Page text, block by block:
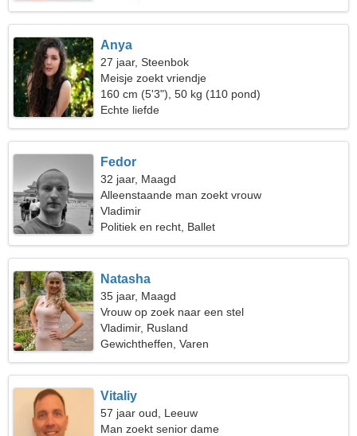
Anya
27 jaar, Steenbok
Meisje zoekt vriendje
160 cm (5'3"), 50 kg (110 pond)
Echte liefde
Fedor
32 jaar, Maagd
Alleenstaande man zoekt vrouw
Vladimir
Politiek en recht, Ballet
Natasha
35 jaar, Maagd
Vrouw op zoek naar een stel
Vladimir, Rusland
Gewichtheffen, Varen
Vitaliy
57 jaar oud, Leeuw
Man zoekt senior dame